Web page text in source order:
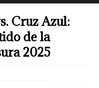
Cruz Azul:
de la
2025